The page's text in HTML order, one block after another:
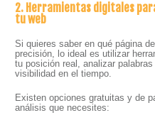
2. Herramientas digitales
tu web
Si quieres saber en qué página
precisión, lo ideal es utilizar
tu posición real, analizar
visibilidad en el tiempo.
Existen opciones gratuitas y de
análisis que necesites: